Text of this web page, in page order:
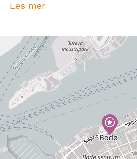
Perfekt for et uformelt møte
Les mer